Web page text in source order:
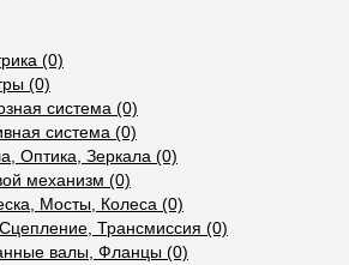
(0)
(0)
система (0)
система (0)
Оптика, Зеркала (0)
механизм (0)
Мосты, Колеса (0)
Трансмиссия (0)
валы, Фланцы (0)